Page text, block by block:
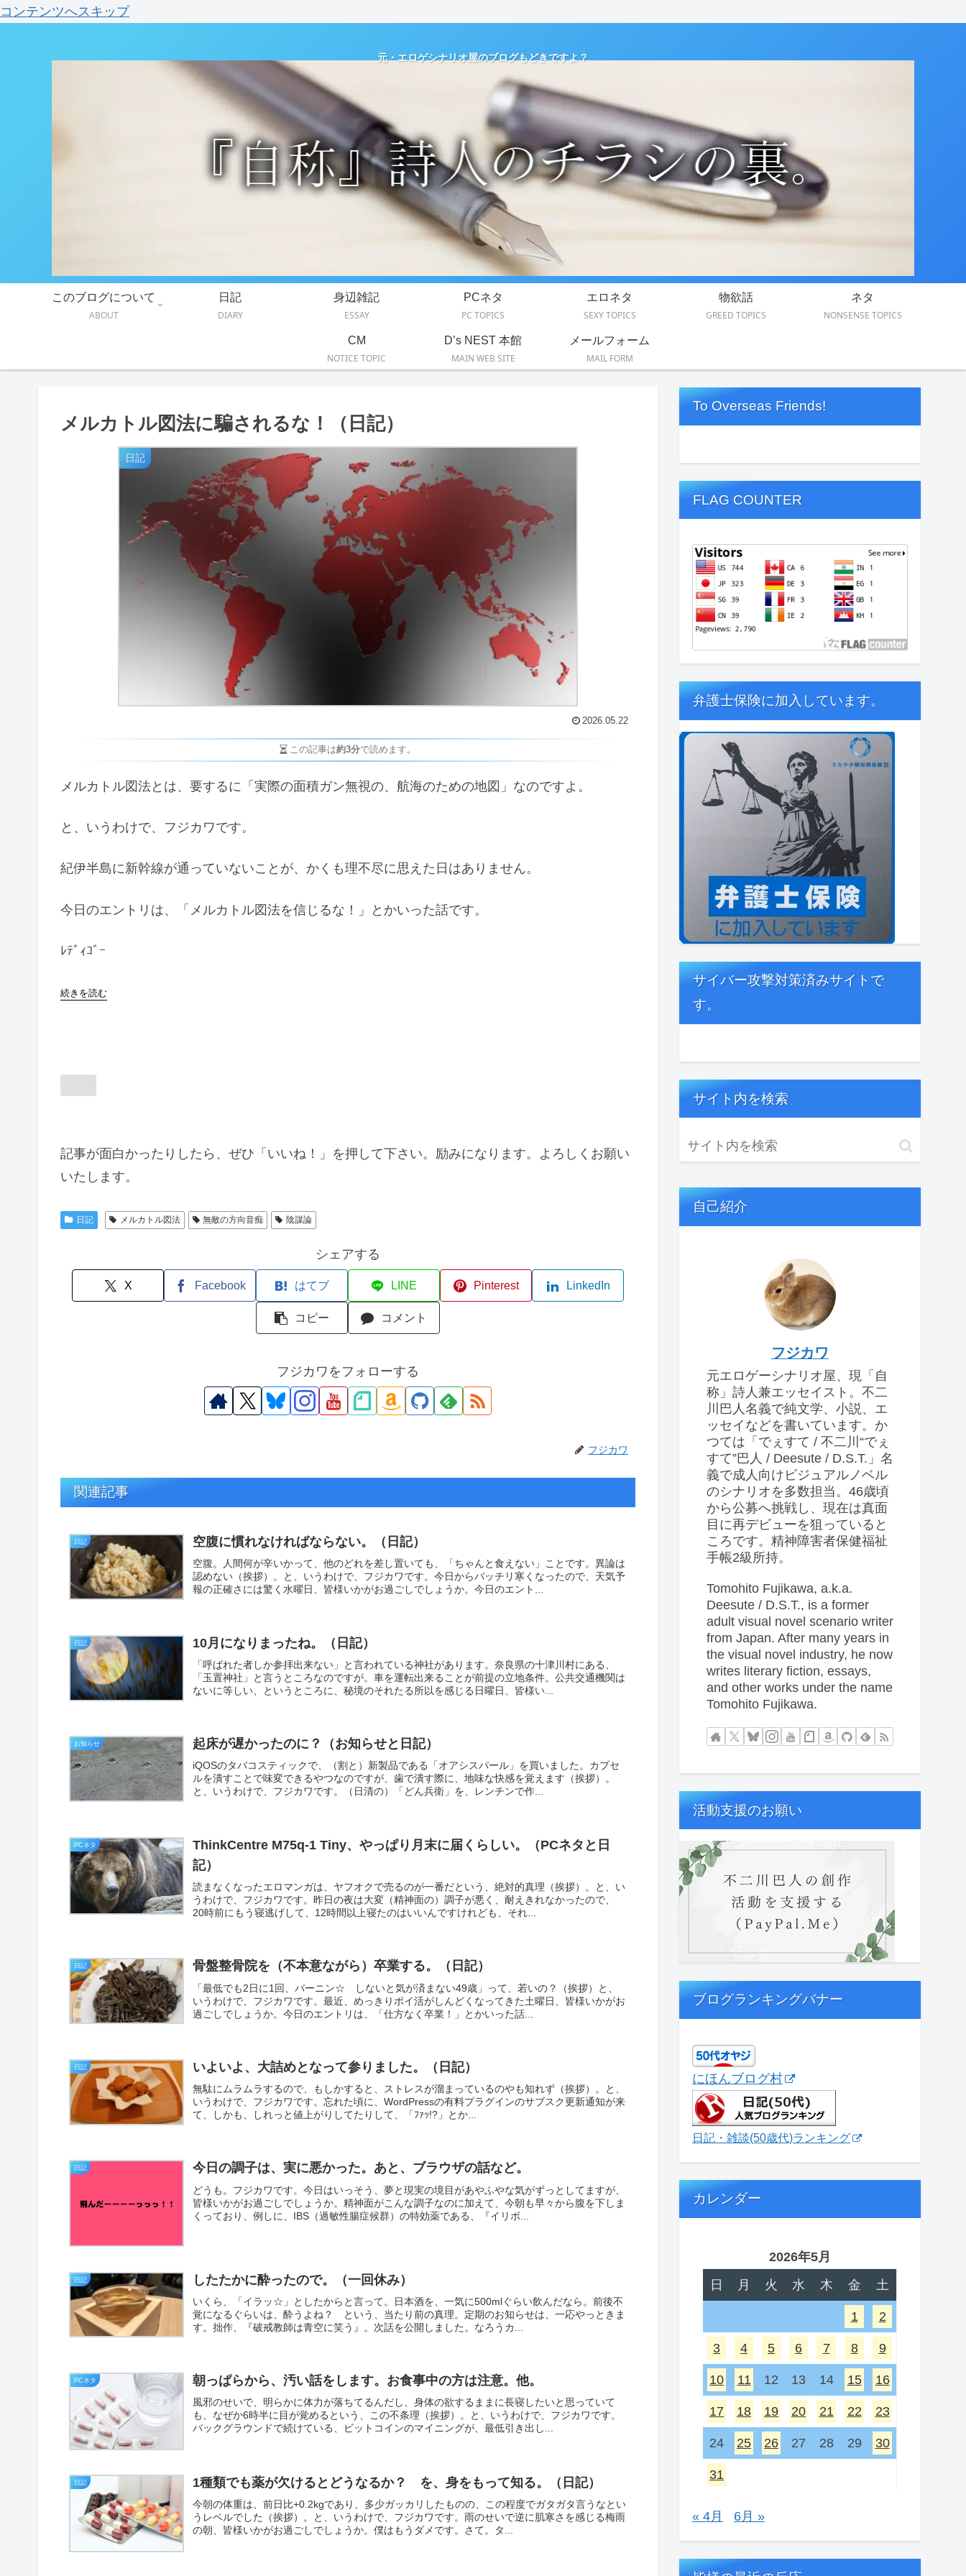
コンテンツへスキップ
元・エロゲシナリオ屋のブログもどきですよ？
このブログについて
ABOUT
日記
DIARY
身辺雑記
ESSAY
PCネタ
PC TOPICS
エロネタ
SEXY TOPICS
物欲話
GREED TOPICS
ネタ
NONSENSE TOPICS
CM
NOTICE TOPIC
D’s NEST 本館
MAIN WEB SITE
メールフォーム
MAIL FORM
メルカトル図法に騙されるな！（日記）
日記
2026.05.22
この記事は約3分で読めます。
メルカトル図法とは、要するに「実際の面積ガン無視の、航海のための地図」なのですよ。
と、いうわけで、フジカワです。
紀伊半島に新幹線が通っていないことが、かくも理不尽に思えた日はありません。
今日のエントリは、「メルカトル図法を信じるな！」とかいった話です。
ﾚﾃﾞｨｺﾞｰ
続きを読む
記事が面白かったりしたら、ぜひ「いいね！」を押して下さい。励みになります。よろしくお願い
いたします。
日記 メルカトル図法 無敵の方向音痴 陰謀論
シェアする
X Facebook はてブ LINE Pinterest LinkedIn
コピー コメント
フジカワをフォローする
フジカワ
関連記事
日記 空腹に慣れなければならない。（日記）
空腹。人間何が辛いかって、他のどれを差し置いても、「ちゃんと食えない」ことです。異論は
認めない（挨拶）。と、いうわけで、フジカワです。今日からバッチリ寒くなったので、天気予
報の正確さには驚く水曜日、皆様いかがお過ごしでしょうか。今日のエント...
日記 10月になりまったね。（日記）
「呼ばれた者しか参拝出来ない」と言われている神社があります。奈良県の十津川村にある、
「玉置神社」と言うところなのですが。車を運転出来ることが前提の立地条件。公共交通機関は
ないに等しい、というところに、秘境のそれたる所以を感じる日曜日、皆様い...
お知らせ 起床が遅かったのに？（お知らせと日記）
iQOSのタバコスティックで、（割と）新製品である「オアシスパール」を買いました。カプセ
ルを潰すことで味変できるやつなのですが、歯で潰す際に、地味な快感を覚えます（挨拶）。
と、いうわけで、フジカワです。（日清の）「どん兵衛」を、レンチンで作...
PCネタ
ThinkCentre M75q-1 Tiny、やっぱり月末に届くらしい。（PCネタと日
記）
読まなくなったエロマンガは、ヤフオクで売るのが一番だという、絶対的真理（挨拶）。と、い
うわけで、フジカワです。昨日の夜は大変（精神面の）調子が悪く、耐えきれなかったので、
20時前にもう寝逃げして、12時間以上寝たのはいいんですけれども、それ...
日記 骨盤整骨院を（不本意ながら）卒業する。（日記）
「最低でも2日に1回、バーニン☆ しないと気が済まない49歳」って、若いの？（挨拶）と、
いうわけで、フジカワです。最近、めっきりポイ活がしんどくなってきた土曜日、皆様いかがお
過ごしでしょうか。今日のエントリは、「仕方なく卒業！」とかいった話...
日記 いよいよ、大詰めとなって参りました。（日記）
無駄にムラムラするので、もしかすると、ストレスが溜まっているのやも知れず（挨拶）。と、
いうわけで、フジカワです。忘れた頃に、WordPressの有料プラグインのサブスク更新通知が来
て、しかも、しれっと値上がりしてたりして、「ﾌｧｯ!?」とか...
日記 今日の調子は、実に悪かった。あと、ブラウザの話など。
どうも。フジカワです。今日はいっそう、夢と現実の境目があやふやな気がずっとしてますが、
皆様いかがお過ごしでしょうか。精神面がこんな調子なのに加えて、今朝も早々から腹を下しま
くっており、例しに、IBS（過敏性腸症候群）の特効薬である、『イリボ...
日記 したたかに酔ったので。（一回休み）
いくら、「イラッ☆」としたからと言って。日本酒を、一気に500mlぐらい飲んだなら。前後不
覚になるぐらいは、酔うよね？ という、当たり前の真理。定期のお知らせは、一応やっときま
す。拙作、『破戒教師は青空に笑う』。次話を公開しました。なろうカ...
PCネタ 朝っぱらから、汚い話をします。お食事中の方は注意。他。
風邪のせいで、明らかに体力が落ちてるんだし、身体の欲するままに長寝したいと思っていて
も、なぜか6時半に目が覚めるという、この不条理（挨拶）。と、いうわけで、フジカワです。
バックグラウンドで続けている、ビットコインのマイニングが、最低引き出し...
日記 1種類でも薬が欠けるとどうなるか？ を、身をもって知る。（日記）
今朝の体重は、前日比+0.2kgであり、多少ガッカリしたものの、この程度でガタガタ言うなとい
うレベルでした（挨拶）。と、いうわけで、フジカワです。雨のせいで逆に肌寒さを感じる梅雨
の朝、皆様いかがお過ごしでしょうか。僕はもうダメです。さて。タ...
To Overseas Friends!
FLAG COUNTER
弁護士保険に加入しています。
サイバー攻撃対策済みサイトで
す。
サイト内を検索
自己紹介
フジカワ
元エロゲーシナリオ屋、現「自
称」詩人兼エッセイスト。不二
川巴人名義で純文学、小説、エ
ッセイなどを書いています。か
つては「でぇすて / 不二川“でぇ
すて”巴人 / Deesute / D.S.T.」名
義で成人向けビジュアルノベル
のシナリオを多数担当。46歳頃
から公募へ挑戦し、現在は真面
目に再デビューを狙っていると
ころです。精神障害者保健福祉
手帳2級所持。
Tomohito Fujikawa, a.k.a.
Deesute / D.S.T., is a former
adult visual novel scenario writer
from Japan. After many years in
the visual novel industry, he now
writes literary fiction, essays,
and other works under the name
Tomohito Fujikawa.
活動支援のお願い
ブログランキングバナー
にほんブログ村
日記・雑談(50歳代)ランキング
カレンダー
2026年5月
日
月 火 水 木 金 土
1 2
3 4 5 6 7 8 9
10 11 12 13 14 15 16
17 18 19 20 21 22 23
24 25 26 27 28 29 30
31
« 4月 6月 »